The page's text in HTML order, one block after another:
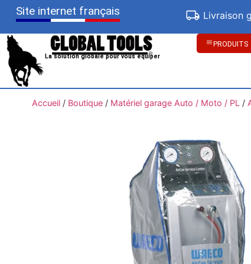
Site internet français Livraison
La solution globale pour vous équiper
PRODUITS
Accueil/ Boutique/ Matériel garage Auto / Moto / PL /